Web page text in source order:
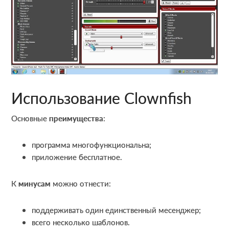
Использование Clownfish
Основныепреимущества:
программа многофункциональна;
приложение бесплатное.
Кминусам можно отнести:
поддерживать один единственный месенджер;
всего несколько шаблонов.